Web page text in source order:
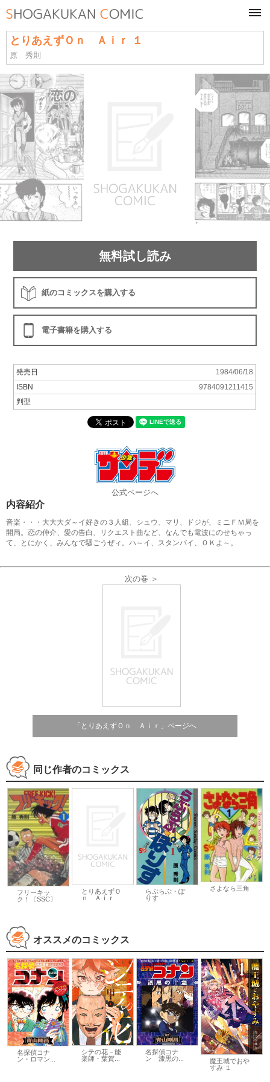
とりあえずＯｎ Ａｉｒ １
原 秀則
無料試し読み
紙のコミックスを購入する
電子書籍を購入する
発売日
1984/06/18
ISBN
9784091211415
判型
公式ページへ
内容紹介
音楽・・・大大大ダ～イ好きの３人組、シュウ、マリ、ドジが、ミニＦＭ局を
開局。恋の仲介、愛の告白、リクエスト曲など、なんでも電波にのせちゃっ
て、とにかく、みんなで騒ごうぜィ。ハ～イ、スタンバイ、ＯＫよ～。
次の巻 ＞
「とりあえずＯｎ Ａｉｒ」ページへ
同じ作者のコミックス
フリーキッ
ク！〔SSC〕
とりあえずＯ
ｎ Ａｉｒ
らぶらぶ・ぽ
りす
さよなら三角
オススメのコミックス
名探偵コナ
ン・ロマン...
シテの花－能
楽師・葉賀...
名探偵コナ
ン 漆黒の...
魔王城でおや
すみ １